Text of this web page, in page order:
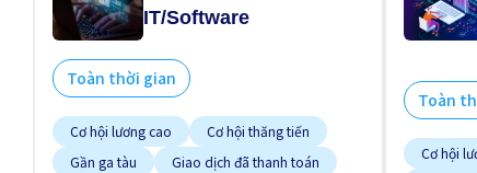
IT/Software
Toàn thời gian
Cơ hội lương cao
Cơ hội thăng tiến
Gần ga tàu
Giao dịch đã thanh toán
Toàn
Cơ hội